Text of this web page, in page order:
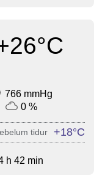
766 mmHg
0 %
tidur +18°C
h 42 min